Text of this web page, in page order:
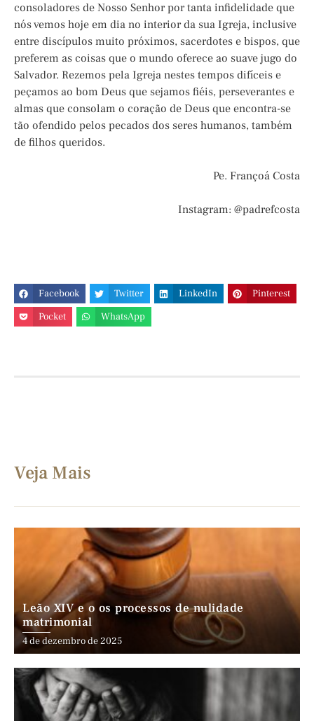
consoladores de Nosso Senhor por tanta infidelidade que
nós vemos hoje em dia no interior da sua Igreja, inclusive
entre discípulos muito próximos, sacerdotes e bispos, que
preferem as coisas que o mundo oferece ao suave jugo do
Salvador. Rezemos pela Igreja nestes tempos difíceis e
peçamos ao bom Deus que sejamos fiéis, perseverantes e
almas que consolam o coração de Deus que encontra-se
tão ofendido pelos pecados dos seres humanos, também
de filhos queridos.
Pe. Françoá Costa
Instagram: @padrefcosta
Facebook Twitter LinkedIn
Pinterest
Pocket
WhatsApp
Veja Mais
Leão XIV e o os processos de nulidade
matrimonial
4 de dezembro de 2025